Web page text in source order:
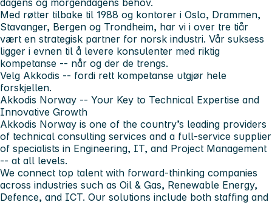
Med røtter tilbake til 1988 og kontorer i Oslo, Drammen,
Stavanger, Bergen og Trondheim, har vi i over tre tiår
vært en strategisk partner for norsk industri. Vår suksess
ligger i evnen til å levere konsulenter med riktig
kompetanse -- når og der de trengs.
Velg Akkodis -- fordi rett kompetanse utgjør hele
forskjellen.
Akkodis Norway -- Your Key to Technical Expertise and
Innovative Growth
Akkodis Norway is one of the country’s leading providers
of technical consulting services and a full-service supplier
of specialists in Engineering, IT, and Project Management
-- at all levels.
We connect top talent with forward-thinking companies
across industries such as Oil & Gas, Renewable Energy,
Defence, and ICT. Our solutions include both staffing and